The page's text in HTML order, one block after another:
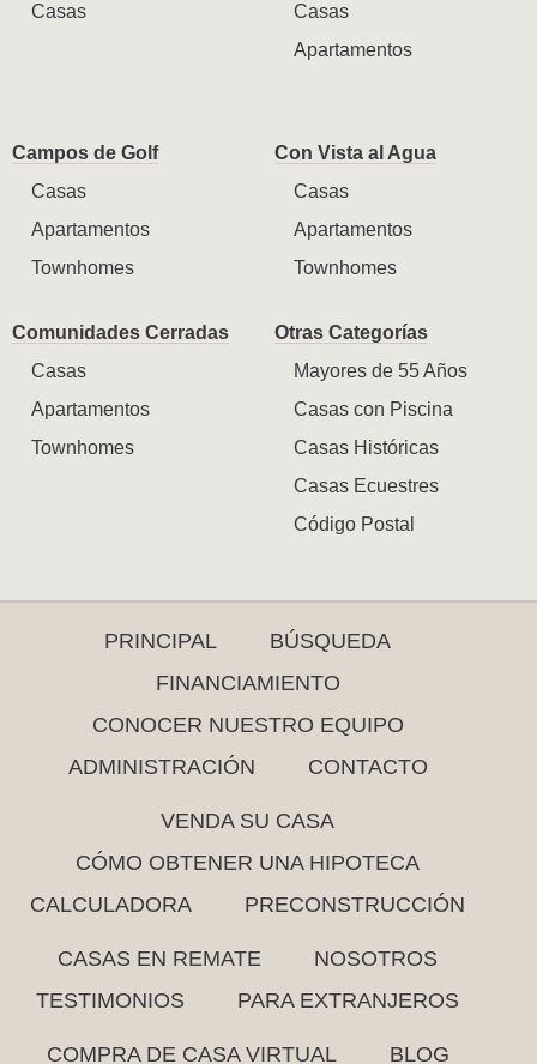
Casas
Casas
Apartamentos
Campos de Golf
Casas
Apartamentos
Townhomes
Con Vista al Agua
Casas
Apartamentos
Townhomes
Comunidades Cerradas
Casas
Apartamentos
Townhomes
Otras Categorías
Mayores de 55 Años
Casas con Piscina
Casas Históricas
Casas Ecuestres
Código Postal
PRINCIPAL
BÚSQUEDA
FINANCIAMIENTO
CONOCER NUESTRO EQUIPO
ADMINISTRACIÓN
CONTACTO
VENDA SU CASA
CÓMO OBTENER UNA HIPOTECA
CALCULADORA
PRECONSTRUCCIÓN
CASAS EN REMATE
NOSOTROS
TESTIMONIOS
PARA EXTRANJEROS
COMPRA DE CASA VIRTUAL BLOG